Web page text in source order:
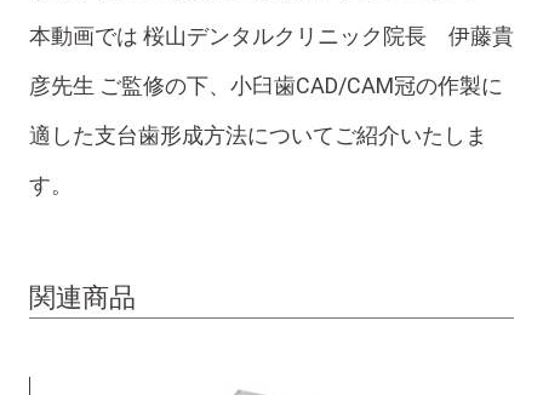
本動画では 桜山デンタルクリニック院長 伊藤貴
彦先生 ご監修の下、小臼歯CAD/CAM冠の作製に
適した支台歯形成方法についてご紹介いたしま
す。
関連商品